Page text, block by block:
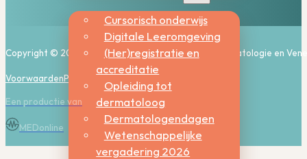
Cursorisch onderwijs
Digitale Leeromgeving
(Her)registratie en
accreditatie
Opleiding tot
dermatoloog
Dermatologendagen
Wetenschappelijke
vergadering 2026
Copyright © 2026, Nederlandse Vereniging voor Dermatologie en
VoorwaardenPrivacy Cookies
Een productie van
MEDonline